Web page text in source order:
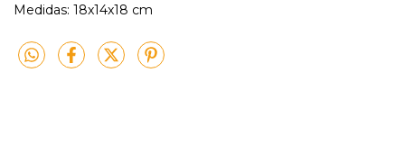
Medidas: 18x14x18 cm